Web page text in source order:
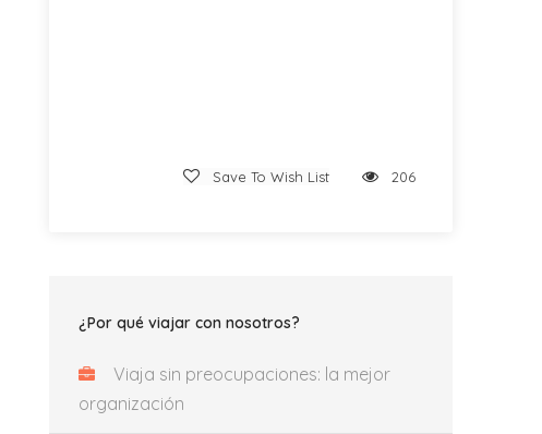
Save To Wish List 206
¿Por qué viajar con nosotros?
Viaja sin preocupaciones: la mejor
organización